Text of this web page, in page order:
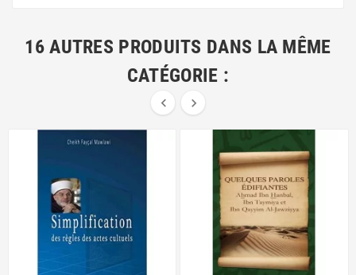
16 AUTRES PRODUITS DANS LA MÊME
CATÉGORIE :
 